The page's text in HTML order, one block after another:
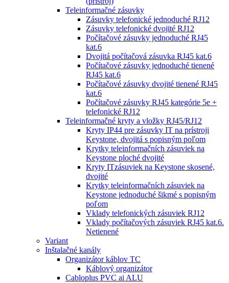
Teleinformačné zásuvky
Zásuvky telefonické jednoduché RJ12
Zásuvky telefonické dvojité RJ12
Počítačové zásuvky jednoduché RJ45
kat.6
Dvojitá počítačová zásuvka RJ45 kat.6
Počítačové zásuvky jednoduché tienené
RJ45 kat.6
Počítačové zásuvky dvojité tienené RJ45
kat.6
Počítačové zásuvky RJ45 kategórie 5e +
telefonické RJ12
Teleinformačné kryty a vložky RJ45/RJ12
Kryty IP44 pre zásuvky IT na prístroji
Keystone, dvojitá s popisným poľom
Krytky teleinformačních zásuviek na
Keystone ploché dvojité
Kryty ITzásuviek na Keystone skosené,
dvojité
Krytky teleinformačních zásuviek na
Keystone jednoduché šikmé s popisným
poľom
Vklady telefonických zásuviek RJ12
Vklady počítačových zásuviek RJ45 kat.6.
Netienené
Variant
Inštalačné kanály
Organizátor káblov TC
Káblový organizátor
Cabloplus PVC ai ALU